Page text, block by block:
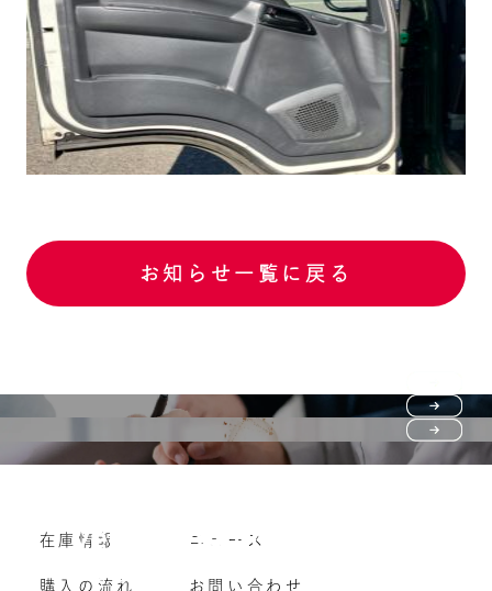
お知らせ一覧に戻る
購入の流れ
よくいただくご質問
Vehicle purchase
車両買い取り
在庫情報
購入の流れ
ニュース
お問い合わせ